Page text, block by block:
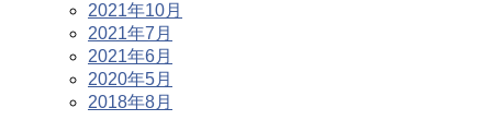
2021年10月
2021年7月
2021年6月
2020年5月
2018年8月